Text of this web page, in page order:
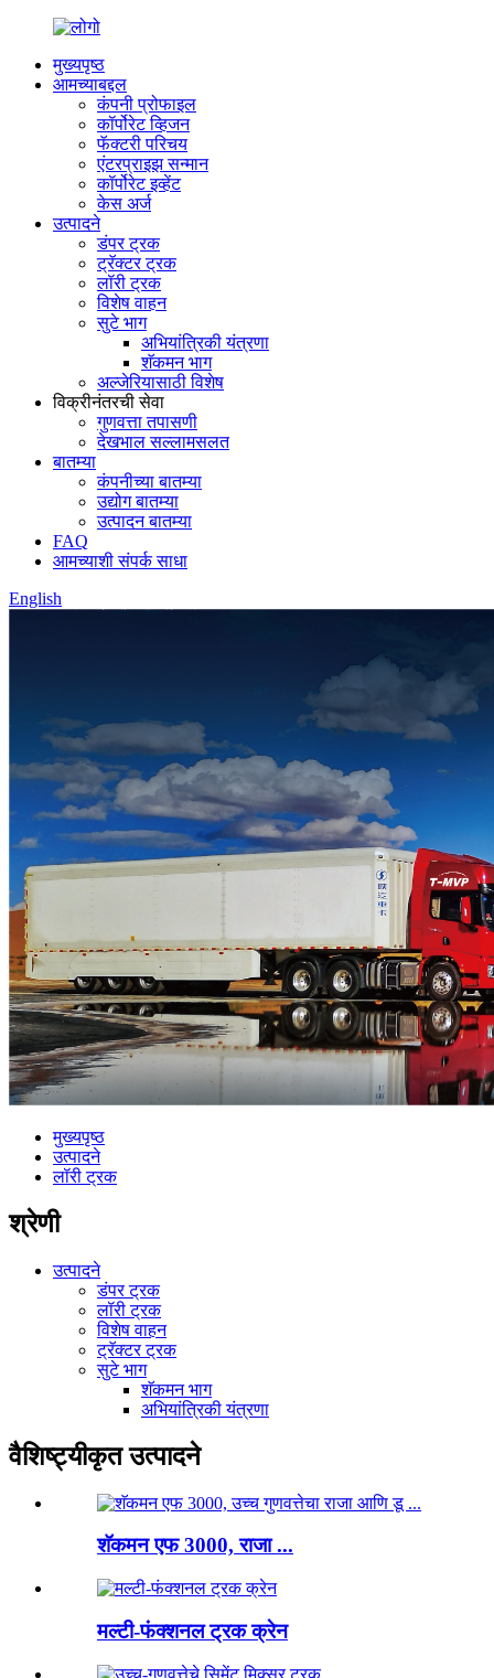
मुख्यपृष्ठ
आमच्याबद्दल
कंपनी प्रोफाइल
कॉर्पोरेट व्हिजन
फॅक्टरी परिचय
एंटरप्राइझ सन्मान
कॉर्पोरेट इव्हेंट
केस अर्ज
उत्पादने
डंपर ट्रक
ट्रॅक्टर ट्रक
लॉरी ट्रक
विशेष वाहन
सुटे भाग
अभियांत्रिकी यंत्रणा
शॅकमन भाग
अल्जेरियासाठी विशेष
विक्रीनंतरची सेवा
गुणवत्ता तपासणी
देखभाल सल्लामसलत
बातम्या
कंपनीच्या बातम्या
उद्योग बातम्या
उत्पादन बातम्या
FAQ
आमच्याशी संपर्क साधा
English
मुख्यपृष्ठ
उत्पादने
लॉरी ट्रक
श्रेणी
उत्पादने
डंपर ट्रक
लॉरी ट्रक
विशेष वाहन
ट्रॅक्टर ट्रक
सुटे भाग
शॅकमन भाग
अभियांत्रिकी यंत्रणा
वैशिष्ट्यीकृत उत्पादने
शॅकमन एफ 3000, राजा ...
मल्टी-फंक्शनल ट्रक क्रेन